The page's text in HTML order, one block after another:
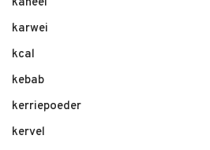
karwei
kcal
kebab
kerriepoeder
kervel